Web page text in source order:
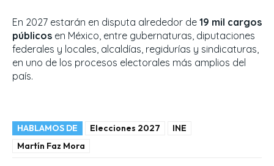
En 2027 estarán en disputa alrededor de 19 mil cargos
públicos en México, entre gubernaturas, diputaciones
federales y locales, alcaldías, regidurías y sindicaturas,
en uno de los procesos electorales más amplios del
país.
HABLAMOS DE Elecciones 2027
INE
Martín Faz Mora